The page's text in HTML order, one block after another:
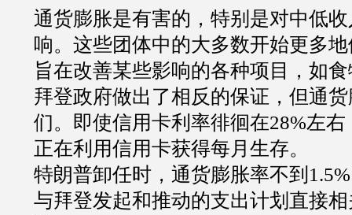
通货膨胀是有害的，特别是对中低
响。这些团体中的大多数开始更多
旨在改善某些影响的各种项目，如
拜登政府做出了相反的保证，但通
们。即使信用卡利率徘徊在28%左
正在利用信用卡获得每月生存。
特朗普卸任时，通货膨胀率不到
与拜登发起和推动的支出计划直接